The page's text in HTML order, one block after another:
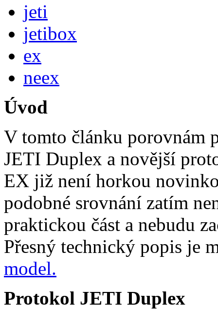
jeti
jetibox
ex
neex
Úvod
V tomto článku porovnám
JETI Duplex a novější
EX již není horkou
podobné srovnání zatím
praktickou část a nebudu
Přesný technický popis je
model.
Protokol JETI Duplex